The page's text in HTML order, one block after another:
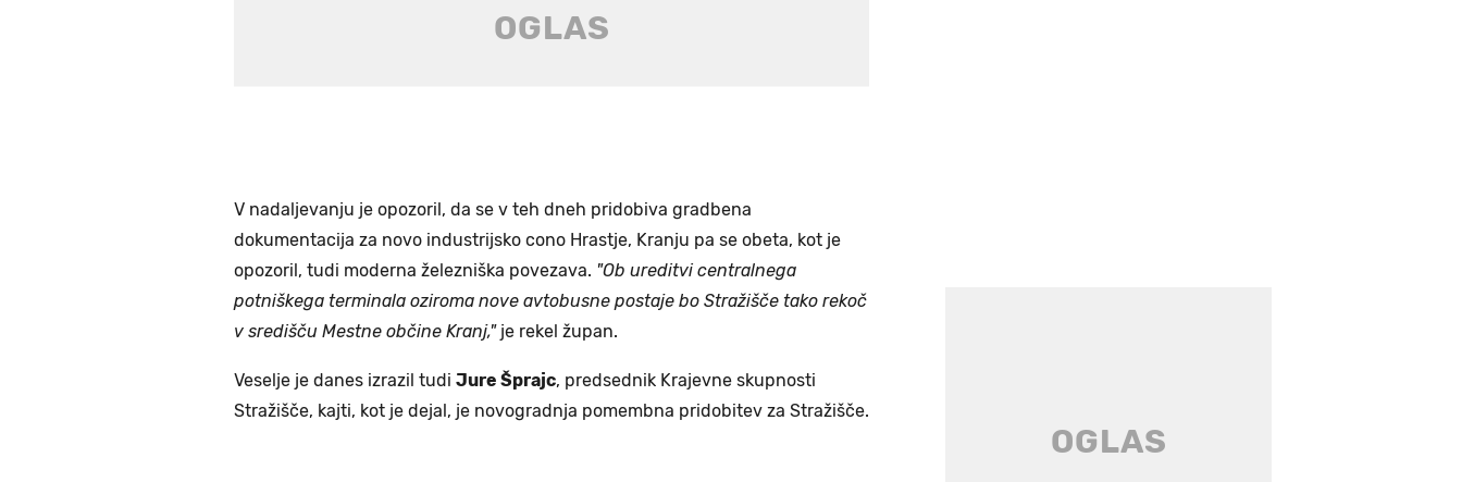
V nadaljevanju je opozoril, da se v teh dneh pridobiva gradbena
dokumentacija za novo industrijsko cono Hrastje, Kranju pa se obeta, kot je
opozoril, tudi moderna železniška povezava. "Ob ureditvi centralnega
potniškega terminala oziroma nove avtobusne postaje bo Stražišče tako rekoč
v središču Mestne občine Kranj,"je rekel župan.
Veselje je danes izrazil tudi Jure Šprajc, predsednik Krajevne skupnosti
Stražišče, kajti, kot je dejal, je novogradnja pomembna pridobitev za Stražišče.